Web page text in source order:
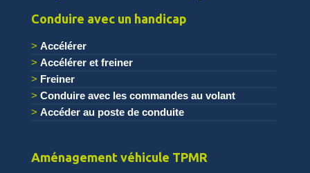
Conduire avec un handicap
Accélérer
Accélérer et freiner
Freiner
Conduire avec les commandes au volant
Accéder au poste de conduite
Aménagement véhicule TPMR